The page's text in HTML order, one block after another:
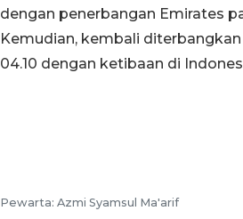
dengan penerbangan Emirates
Kemudian, kembali
04.10 dengan ketibaan di
Pewarta: Azmi Syamsul Ma'arif